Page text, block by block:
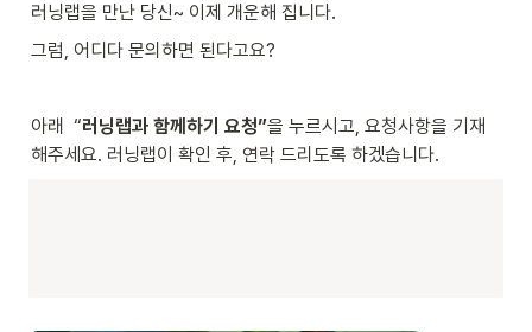
러닝랩을 만난 당신~ 이제 개운해 집니다.
그럼, 어디다 문의하면 된다고요?
아래  “러닝랩과 함께하기 요청”을 누르시고, 요청사항을 기재
해주세요. 러닝랩이 확인 후, 연락 드리도록 하겠습니다.